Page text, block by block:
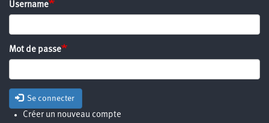
Username
Mot de passe
Se connecter
Créer un nouveau compte